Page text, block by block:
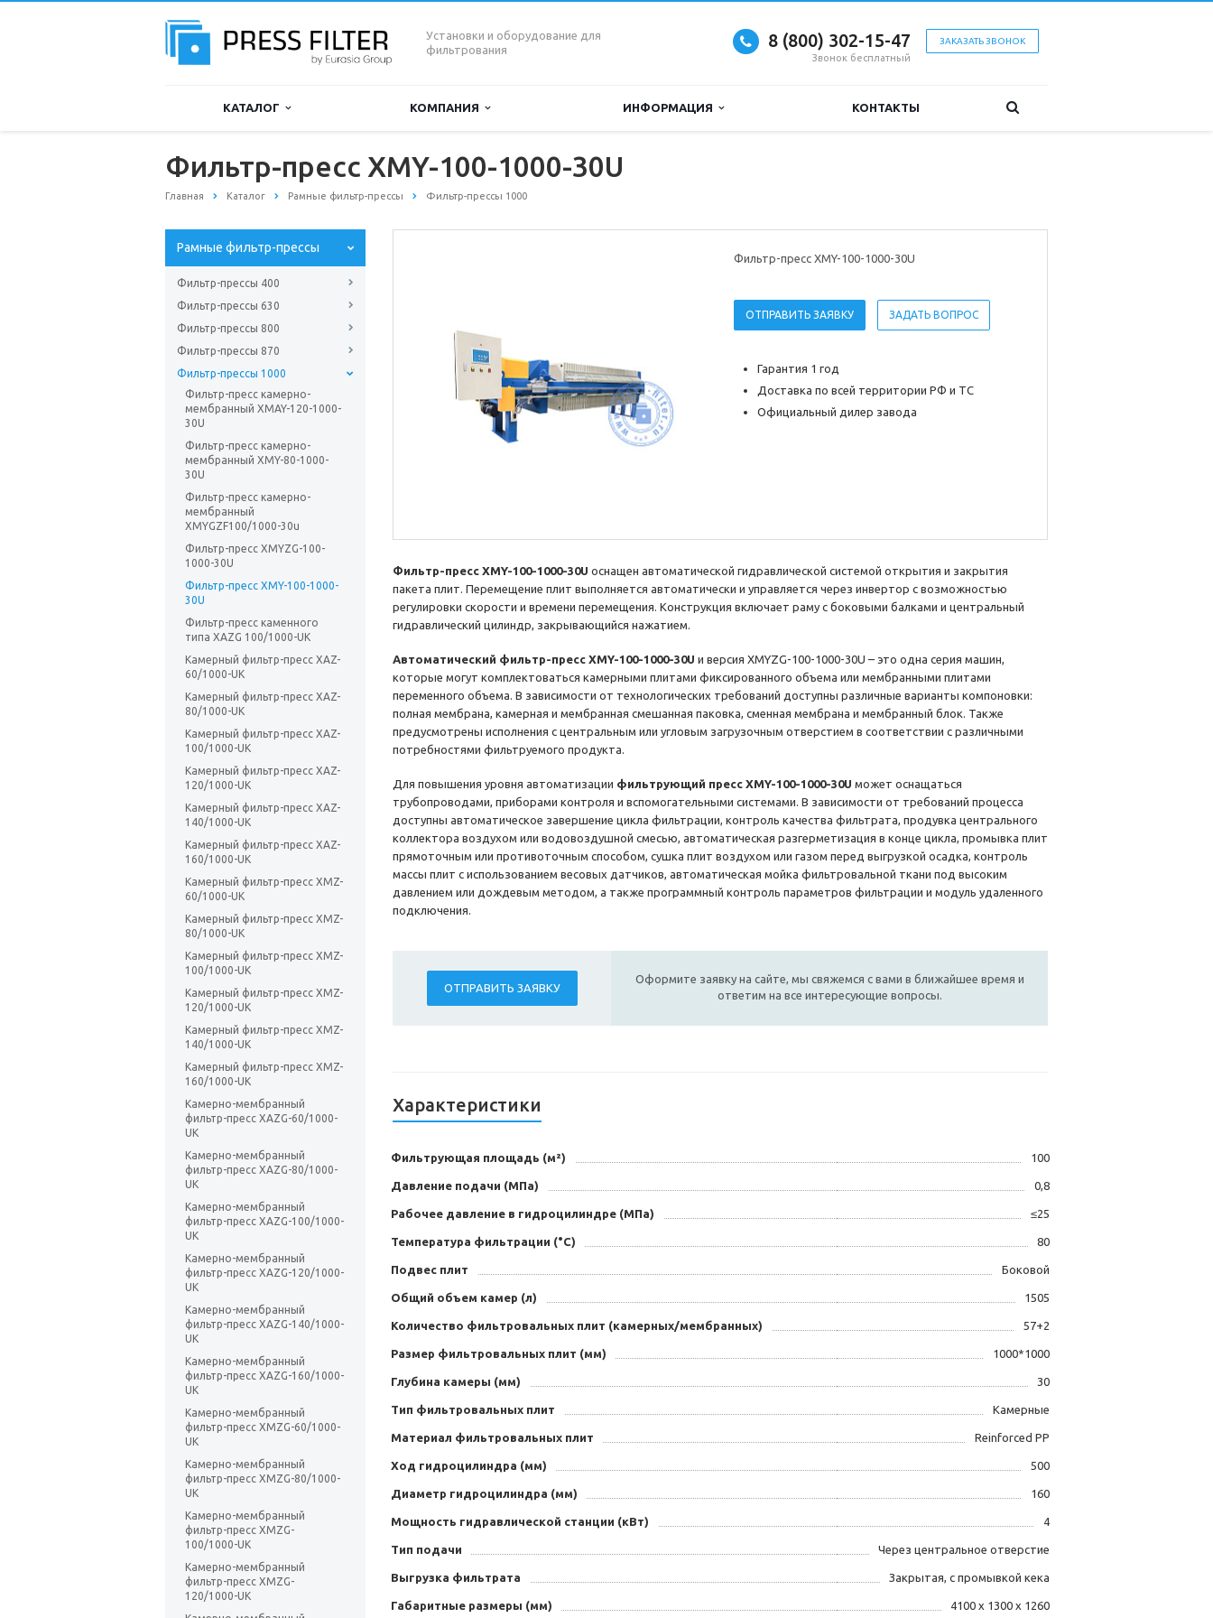
Установки и оборудование для
фильтрования
ЗАКАЗАТЬ ЗВОНОК
8 (800) 302-15-47
Звонок бесплатный
КАТАЛОГ КОМПАНИЯ ИНФОРМАЦИЯ КОНТАКТЫ
Фильтр-пресс XMY-100-1000-30U
Главная Каталог Рамные фильтр-прессы Фильтр-прессы 1000
Рамные фильтр-прессы
Фильтр-прессы 400
Фильтр-прессы 630
Фильтр-прессы 800
Фильтр-прессы 870
Фильтр-прессы 1000
Фильтр-пресс камерно-
мембранный XMAY-120-1000-
30U
Фильтр-пресс камерно-
мембранный XMY-80-1000-
30U
Фильтр-пресс камерно-
мембранный
XMYGZF100/1000-30u
Фильтр-пресс XMYZG-100-
1000-30U
Фильтр-пресс XMY-100-1000-
30U
Фильтр-пресс каменного
типа XAZG 100/1000-UK
Камерный фильтр-пресс XAZ-
60/1000-UK
Камерный фильтр-пресс XAZ-
80/1000-UK
Камерный фильтр-пресс XAZ-
100/1000-UK
Камерный фильтр-пресс XAZ-
120/1000-UK
Камерный фильтр-пресс XAZ-
140/1000-UK
Камерный фильтр-пресс XAZ-
160/1000-UK
Камерный фильтр-пресс XMZ-
60/1000-UK
Камерный фильтр-пресс XMZ-
80/1000-UK
Камерный фильтр-пресс XMZ-
100/1000-UK
Камерный фильтр-пресс XMZ-
120/1000-UK
Камерный фильтр-пресс XMZ-
140/1000-UK
Камерный фильтр-пресс XMZ-
160/1000-UK
Камерно-мембранный
фильтр-пресс XAZG-60/1000-
UK
Камерно-мембранный
фильтр-пресс XAZG-80/1000-
UK
Камерно-мембранный
фильтр-пресс XAZG-100/1000-
UK
Камерно-мембранный
фильтр-пресс XAZG-120/1000-
UK
Камерно-мембранный
фильтр-пресс XAZG-140/1000-
UK
Камерно-мембранный
фильтр-пресс XAZG-160/1000-
UK
Камерно-мембранный
фильтр-пресс XMZG-60/1000-
UK
Камерно-мембранный
фильтр-пресс XMZG-80/1000-
UK
Камерно-мембранный
фильтр-пресс XMZG-
100/1000-UK
Камерно-мембранный
фильтр-пресс XMZG-
120/1000-UK
Фильтр-пресс XMY-100-1000-30U
ОТПРАВИТЬ ЗАЯВКУ ЗАДАТЬ ВОПРОС
Гарантия 1 год
Доставка по всей территории РФ и ТС
Официальный дилер завода
Фильтр-пресс XMY-100-1000-30U оснащен автоматической гидравлической системой открытия и закрытия
пакета плит. Перемещение плит выполняется автоматически и управляется через инвертор с возможностью
регулировки скорости и времени перемещения. Конструкция включает раму с боковыми балками и центральный
гидравлический цилиндр, закрывающийся нажатием.
Автоматический фильтр-пресс XMY-100-1000-30U и версия XMYZG-100-1000-30U – это одна серия машин,
которые могут комплектоваться камерными плитами фиксированного объема или мембранными плитами
переменного объема. В зависимости от технологических требований доступны различные варианты компоновки:
полная мембрана, камерная и мембранная смешанная паковка, сменная мембрана и мембранный блок. Также
предусмотрены исполнения с центральным или угловым загрузочным отверстием в соответствии с различными
потребностями фильтруемого продукта.
Для повышения уровня автоматизации фильтрующий пресс XMY-100-1000-30U может оснащаться
трубопроводами, приборами контроля и вспомогательными системами. В зависимости от требований процесса
доступны автоматическое завершение цикла фильтрации, контроль качества фильтрата, продувка центрального
коллектора воздухом или водовоздушной смесью, автоматическая разгерметизация в конце цикла, промывка плит
прямоточным или противоточным способом, сушка плит воздухом или газом перед выгрузкой осадка, контроль
массы плит с использованием весовых датчиков, автоматическая мойка фильтровальной ткани под высоким
давлением или дождевым методом, а также программный контроль параметров фильтрации и модуль удаленного
подключения.
ОТПРАВИТЬ ЗАЯВКУ
Оформите заявку на сайте, мы свяжемся с вами в ближайшее время и
ответим на все интересующие вопросы.
Характеристики
Фильтрующая площадь (м²) 100
Давление подачи (МПа) 0,8
Рабочее давление в гидроцилиндре (МПа) ≤25
Температура фильтрации (°C) 80
Подвес плит Боковой
Общий объем камер (л) 1505
Количество фильтровальных плит (камерных/мембранных) 57+2
Размер фильтровальных плит (мм) 1000*1000
Глубина камеры (мм) 30
Тип фильтровальных плит Камерные
Материал фильтровальных плит Reinforced PP
Ход гидроцилиндра (мм) 500
Диаметр гидроцилиндра (мм) 160
Мощность гидравлической станции (кВт) 4
Тип подачи Через центральное отверстие
Выгрузка фильтрата Закрытая, с промывкой кека
Габаритные размеры (мм) 4100 х 1300 х 1260